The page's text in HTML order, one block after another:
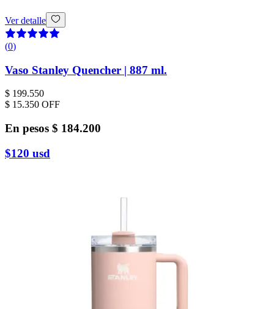
Ver detalle
(0)
Vaso Stanley Quencher | 887 ml.
$ 199.550
$ 15.350 OFF
En pesos $ 184.200
$120 usd